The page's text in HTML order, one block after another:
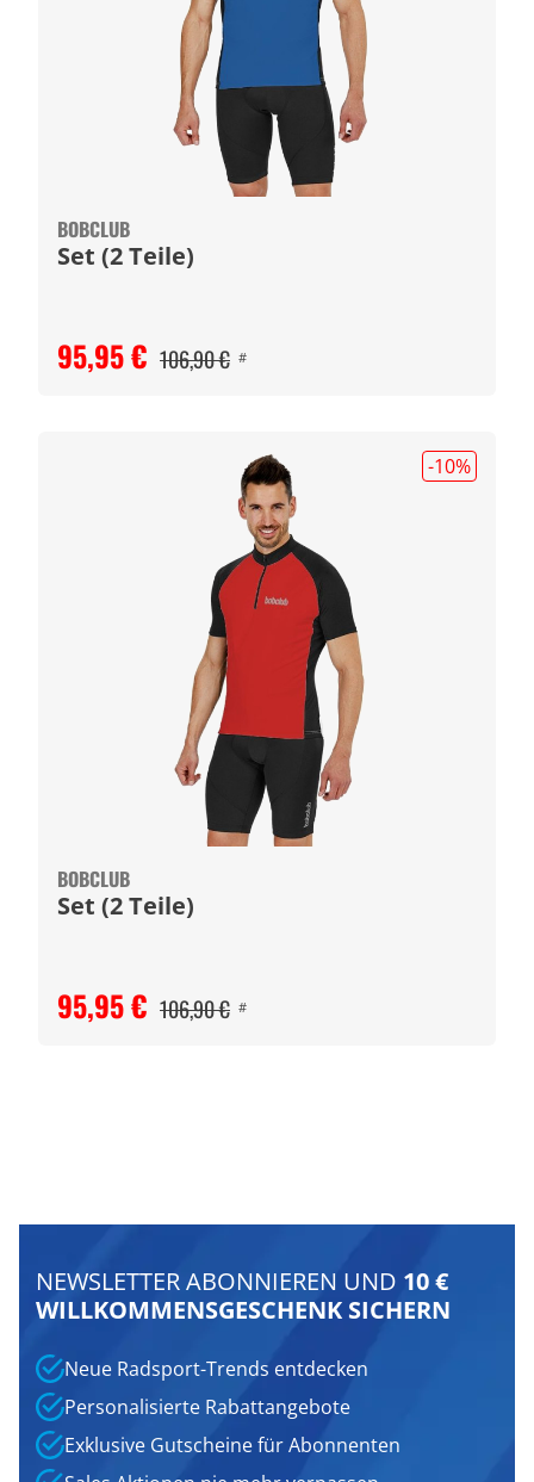
BOBCLUB
Set (2 Teile)
95,95 € 106,90 € #
-10%
BOBCLUB
Set (2 Teile)
95,95 € 106,90 € #
NEWSLETTER ABONNIEREN UND 10 €
WILLKOMMENSGESCHENK SICHERN
Neue Radsport-Trends entdecken
Personalisierte Rabattangebote
Exklusive Gutscheine für Abonnenten